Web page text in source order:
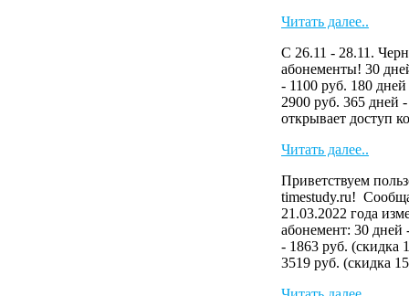
Читать далее..
С 26.11 - 28.11.
абонементы! 30
- 1100 руб. 180
2900 руб. 365 дней
открывает доступ
Читать далее..
Приветствуем
timestudy.ru!
21.03.2022 года
абонемент: 30 дней
- 1863 руб. (скидка
3519 руб. (скидка